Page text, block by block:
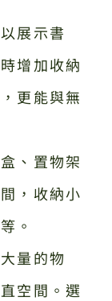
展示書
增加收納
更能與無
、置物架
，收納小
。
量的物
空間。選